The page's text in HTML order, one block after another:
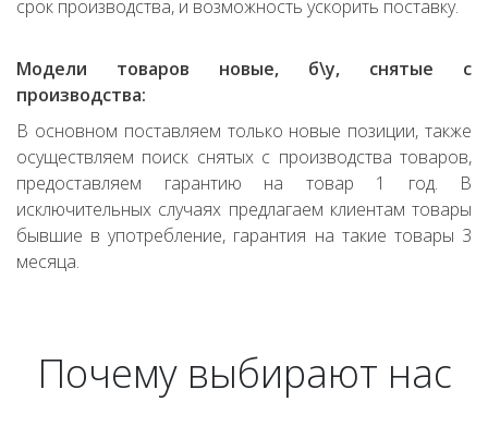
срок производства, и возможность ускорить поставку.
Модели товаров новые, б\у, снятые с
производства:
В основном поставляем только новые позиции, также
осуществляем поиск снятых с производства товаров,
предоставляем гарантию на товар 1 год. В
исключительных случаях предлагаем клиентам товары
бывшие в употребление, гарантия на такие товары 3
месяца.
Почему выбирают нас